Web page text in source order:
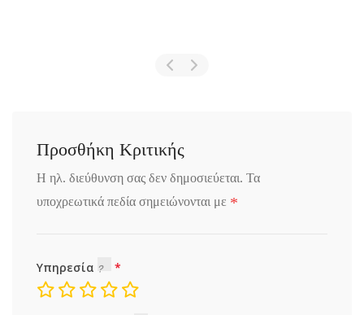
Προσθήκη Κριτικής
Η ηλ. διεύθυνση σας δεν δημοσιεύεται. Τα
υποχρεωτικά πεδία σημειώνονται με *
Υπηρεσία